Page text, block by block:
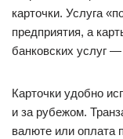
карточки. Услуга
предприятия, а
банковских услуг
Карточки удобно
и за рубежом.
валюте или оплата